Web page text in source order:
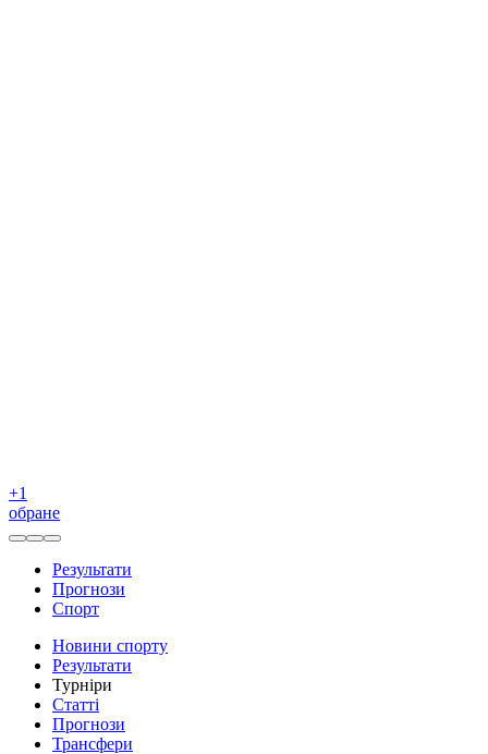
+1
обране
Результати
Прогнози
Спорт
Новини спорту
Результати
Турніри
Статті
Прогнози
Трансфери